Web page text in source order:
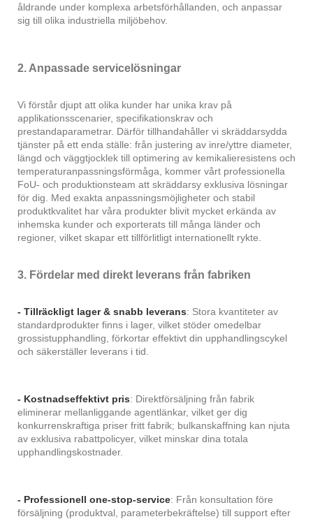
åldrande under komplexa arbetsförhållanden, och anpassar
sig till olika industriella miljöbehov.
2. Anpassade servicelösningar
Vi förstår djupt att olika kunder har unika krav på
applikationsscenarier, specifikationskrav och
prestandaparametrar. Därför tillhandahåller vi skräddarsydda
tjänster på ett enda ställe: från justering av inre/yttre diameter,
längd och väggtjocklek till optimering av kemikalieresistens och
temperaturanpassningsförmåga, kommer vårt professionella
FoU- och produktionsteam att skräddarsy exklusiva lösningar
för dig. Med exakta anpassningsmöjligheter och stabil
produktkvalitet har våra produkter blivit mycket erkända av
inhemska kunder och exporterats till många länder och
regioner, vilket skapar ett tillförlitligt internationellt rykte.
3. Fördelar med direkt leverans från fabriken
- Tillräckligt lager & snabb leverans: Stora kvantiteter av
standardprodukter finns i lager, vilket stöder omedelbar
grossistupphandling, förkortar effektivt din upphandlingscykel
och säkerställer leverans i tid.
- Kostnadseffektivt pris: Direktförsäljning från fabrik
eliminerar mellanliggande agentlänkar, vilket ger dig
konkurrenskraftiga priser fritt fabrik; bulkanskaffning kan njuta
av exklusiva rabattpolicyer, vilket minskar dina totala
upphandlingskostnader.
- Professionell one-stop-service: Från konsultation före
försäljning (produktval, parameterbekräftelse) till support efter